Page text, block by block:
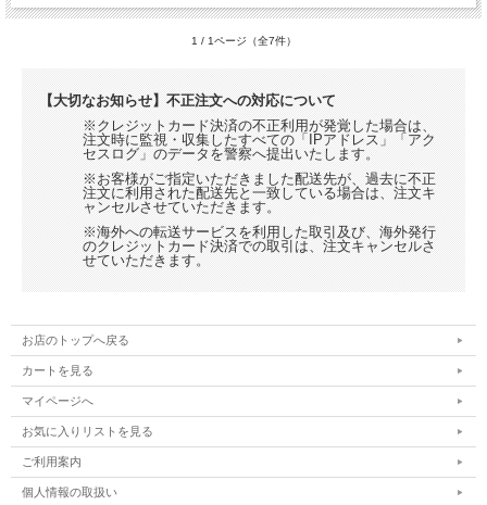
1 / 1ページ（全7件）
【大切なお知らせ】不正注文への対応について
※クレジットカード決済の不正利用が発覚した場合は、
注文時に監視・収集したすべての「IPアドレス」「アク
セスログ」のデータを警察へ提出いたします。
※お客様がご指定いただきました配送先が、過去に不正
注文に利用された配送先と一致している場合は、注文キ
ャンセルさせていただきます。
※海外への転送サービスを利用した取引及び、海外発行
のクレジットカード決済での取引は、注文キャンセルさ
せていただきます。
お店のトップへ戻る
カートを見る
マイページへ
お気に入りリストを見る
ご利用案内
個人情報の取扱い